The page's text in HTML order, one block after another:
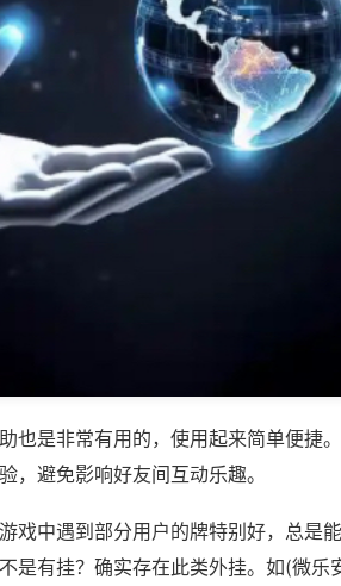
也是非常有用的，使用起来简单便捷
，避免影响好友间互动乐趣。
中遇到部分用户的牌特别好，总是能
是有挂？确实存在此类外挂。如(微乐